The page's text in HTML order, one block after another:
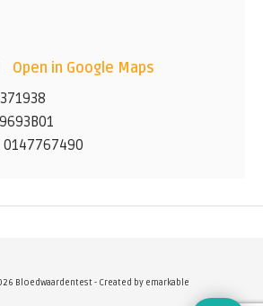
Open in Google Maps
0147767490
Bloedwaardentest - Created by emarkable